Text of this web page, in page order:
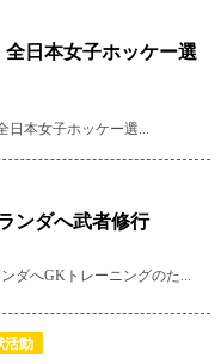
全日本女子ホッケー選
日本女子ホッケー選...
ンダへ武者修行
ダへGKトレーニングのた...
活動